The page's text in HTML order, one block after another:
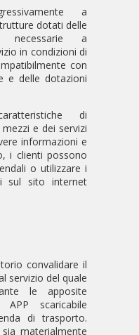
a
dotati delle
necessarie a
in condizioni di
con
e delle dotazioni
di
e dei servizi
informazioni e
i clienti possono
o utilizzare i
sul sito internet
convalidare il
servizio del quale
le apposite
scaricabile
di trasporto.
materialmente